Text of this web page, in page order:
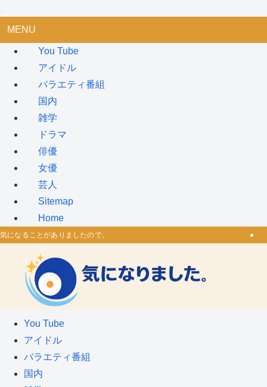
MENU
You Tube
アイドル
バラエティ番組
国内
雑学
ドラマ
俳優
女優
芸人
Sitemap
Home
気になることがありましたので。
You Tube
アイドル
バラエティ番組
国内